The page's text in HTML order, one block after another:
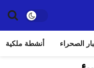
الصحراء أنشطة ملكية